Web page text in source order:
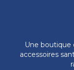
Une boutique
accessoires